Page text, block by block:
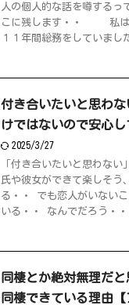
人の個人的な話を噂するっ
こに残します・・ 私は
１１年間総務をしていま
付き合いたいと思わ
けではないので安心
2025/3/27
「付き合いたいと思わな
氏や彼女ができて楽しそう
る・・ でも恋人がいない
いる・・ なんでだろう
同棲とか絶対無理だ
同棲できている理由【